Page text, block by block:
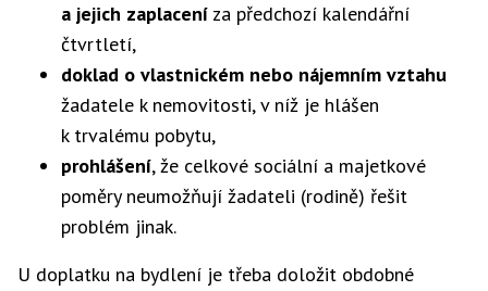
a jejich zaplacení za předchozí kalendářní
čtvrtletí,
doklad o vlastnickém nebo nájemním vztahu
žadatele k nemovitosti, v níž je hlášen
k trvalému pobytu,
prohlášení, že celkové sociální a majetkové
poměry neumožňují žadateli (rodině) řešit
problém jinak.
U doplatku na bydlení je třeba doložit obdobné